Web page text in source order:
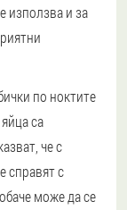
използва и за
по ноктите
са
че с
справят с
може да се